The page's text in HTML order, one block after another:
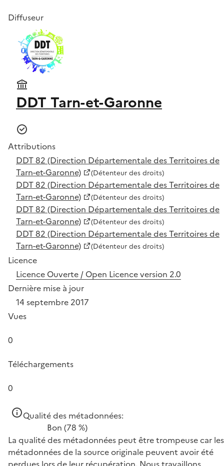
Diffuseur
DDT Tarn-et-Garonne
Attributions
DDT 82 (Direction Départementale des Territoires de
Tarn-et-Garonne)
(Détenteur des droits)
DDT 82 (Direction Départementale des Territoires de
Tarn-et-Garonne)
(Détenteur des droits)
DDT 82 (Direction Départementale des Territoires de
Tarn-et-Garonne)
(Détenteur des droits)
DDT 82 (Direction Départementale des Territoires de
Tarn-et-Garonne)
(Détenteur des droits)
Licence
Licence Ouverte / Open Licence version 2.0
Dernière mise à jour
14 septembre 2017
Vues
0
Téléchargements
0
Qualité des métadonnées:
Bon (78 %)
La qualité des métadonnées peut être trompeuse car les
métadonnées de la source originale peuvent avoir été